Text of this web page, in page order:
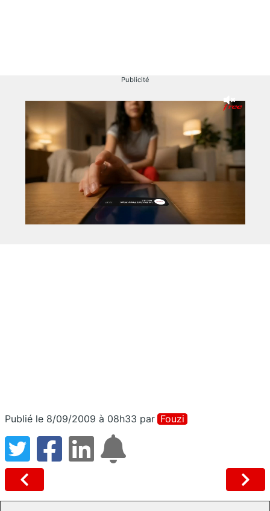
Publicité
Publié le 8/09/2009 à 08h33 par Fouzi